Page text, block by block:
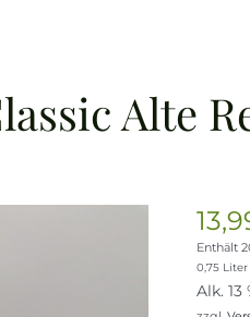
Alte
Enthält
0,75 Liter
Alk. 13